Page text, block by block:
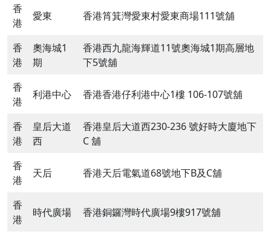
香
港
愛東 香港筲箕灣愛東村愛東商場111號舖
香
港
奧海城1
期
香港西九龍海輝道11號奧海城1期高層地
下5號舖
香
港
利港中心 香港香港仔利港中心1樓 106-107號舖
香
港
皇后大道
西
香港皇后大道西230-236 號好時大廈地下
C 舖
香
港
天后 香港天后電氣道68號地下B及C舖
香
港
時代廣場 香港銅鑼灣時代廣場9樓917號舖